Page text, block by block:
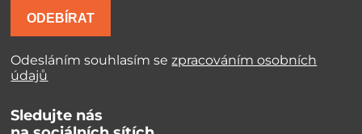
ODEBÍRAT
Odesláním souhlasím sezpracováním osobních
údajů
Sledujte nás